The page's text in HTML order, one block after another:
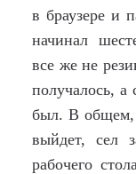
в браузере и
начинал
все же не
получалось,
был. В общем,
выйдет, сел
рабочего